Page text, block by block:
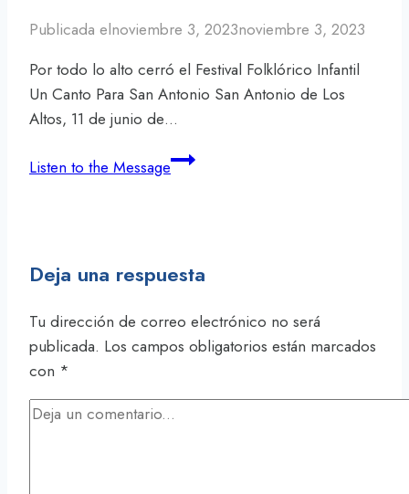
Jornada
Salud
Visual
del
Concejo
Municipal
Publicada elnoviembre 3, 2023noviembre 3, 2023
Por todo lo alto cerró el Festival Folklórico Infantil
Un Canto Para San Antonio San Antonio de Los
Altos, 11 de junio de…
Listen to the MessagePor
el
Folklórico
Infantil
Canto
Deja una respuesta
Tu dirección de correo electrónico no será
publicada. Los campos obligatorios están marcados
con *